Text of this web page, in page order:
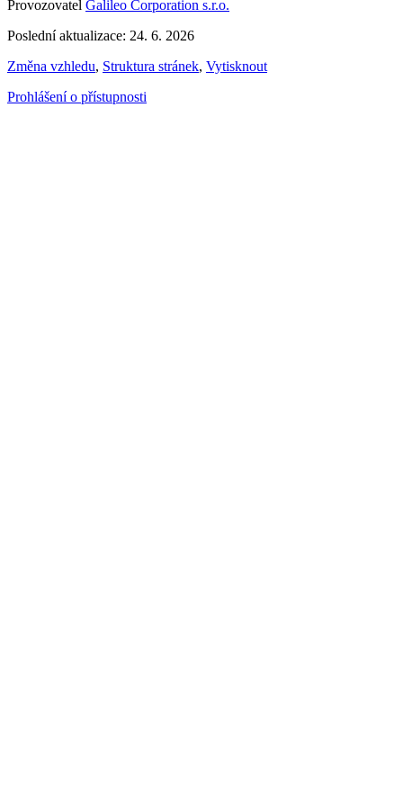
Provozovatel Galileo Corporation s.r.o.
Poslední aktualizace: 24. 6. 2026
Změna vzhledu, Struktura stránek, Vytisknout
Prohlášení o přístupnosti